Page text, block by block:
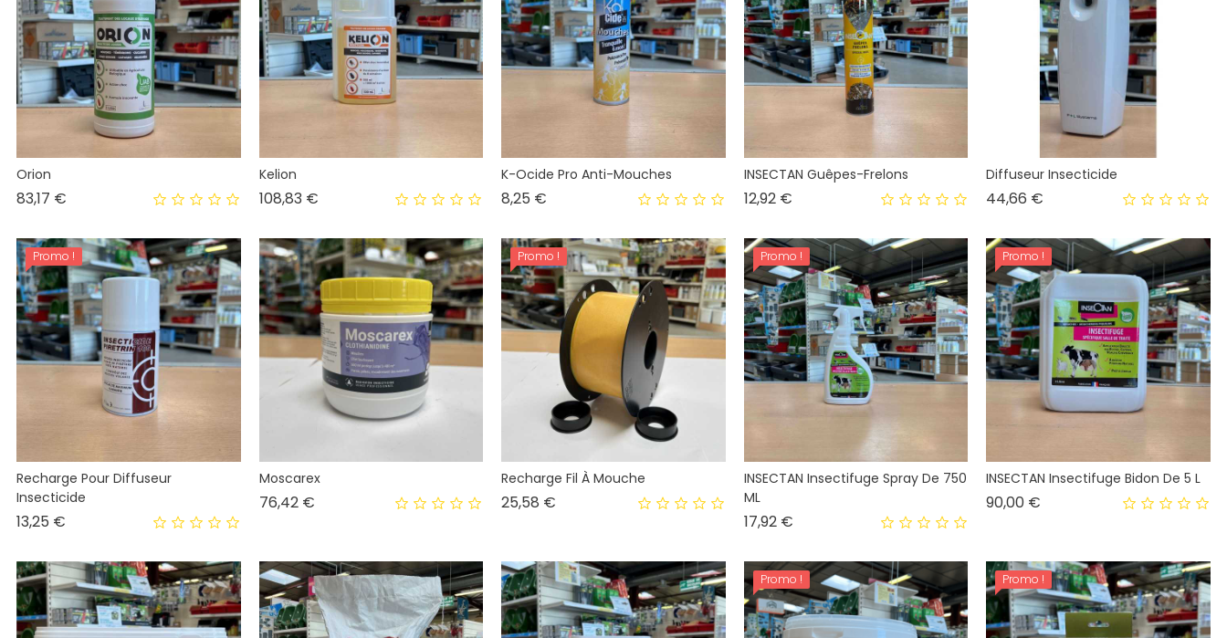
Orion
83,17 €
Kelion
108,83 €Prix
K-Ocide Pro Anti-Mouches
8,25 €
INSECTAN Guêpes-Frelons
12,92 €Prix
Diffuseur Insecticide
44,66 €
Promo !
Recharge Pour Diffuseur
Insecticide
13,25 €
Moscarex
76,42 €Prix
Promo !
Recharge Fil À Mouche
25,58 €
Promo !
INSECTAN Insectifuge Spray De 750
ML
17,92 €Prix
Promo !
INSECTAN Insectifuge Bidon De 5 L
90,00 €
Promo ! Promo !